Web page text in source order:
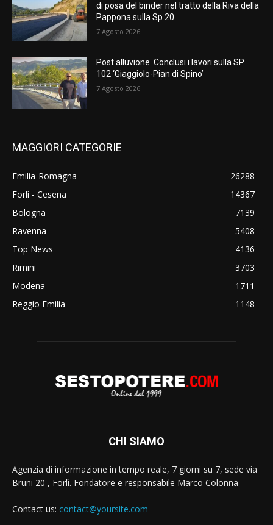
di posa del binder nel tratto della Riva della
Pappona sulla Sp 20
7 Agosto 2026
Post alluvione. Conclusi i lavori sulla SP
102 ‘Giaggiolo-Pian di Spino’
7 Agosto 2026
MAGGIORI CATEGORIE
Emilia-Romagna
26288
Forlì - Cesena
14367
Bologna
7139
Ravenna
5408
Top News
4136
Rimini
3703
Modena
1711
Reggio Emilia
1148
CHI SIAMO
Agenzia di informazione in tempo reale, 7 giorni su 7, sede via
Bruni 20 , Forlì. Fondatore e responsabile Marco Colonna
Contact us: contact@yoursite.com